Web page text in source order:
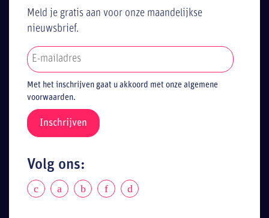
Meld je gratis aan voor onze maandelijkse
nieuwsbrief.
Met het inschrijven gaat u akkoord met onze algemene
voorwaarden.
Volg ons: